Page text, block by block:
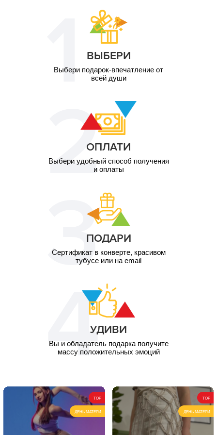
ВЫБЕРИ
Выбери подарок-впечатление от
всей души
ОПЛАТИ
Выбери удобный способ получения
и оплаты
ПОДАРИ
Сертификат в конверте, красивом
тубусе или на email
УДИВИ
Вы и обладатель подарка получите
массу положительных эмоций
TOP
ДЕНЬ МАТЕРИ
TOP
ДЕНЬ МАТЕРИ